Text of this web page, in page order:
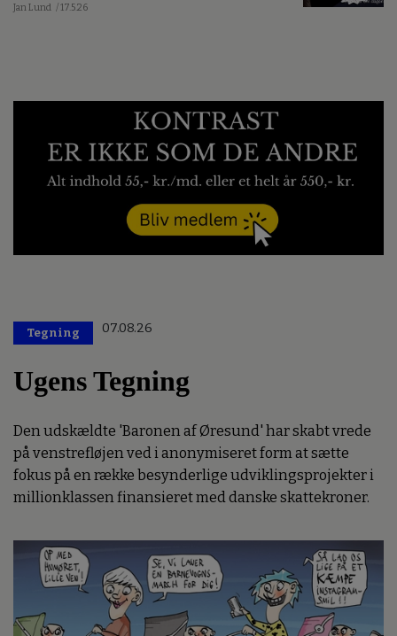
Jan Lund / 17.5.26
Tegning 07.08.26
Ugens Tegning
Den udskældte 'Baronen af Øresund' har skabt vrede
på venstrefløjen ved i anonymiseret form at sætte
fokus på en række besynderlige udviklingsprojekter i
millionklassen finansieret med danske skattekroner.